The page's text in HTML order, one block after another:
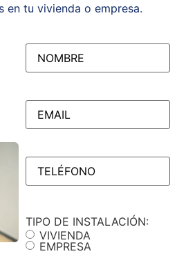
en tu vivienda o empresa.
NOMBRE(Obligatorio)
EMAIL(Obligatorio)
TELÉFONO(Obligatorio)
TIPO DE INSTALACIÓN:
VIVIENDA
EMPRESA